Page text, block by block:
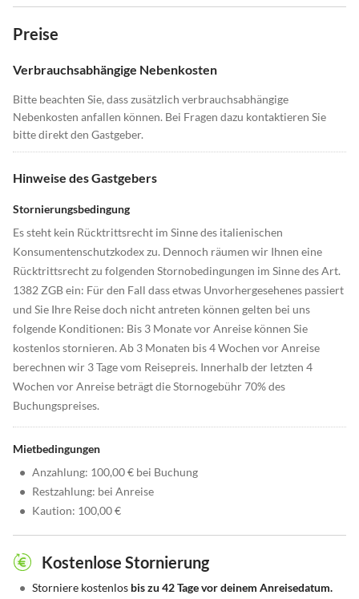
Preise
Verbrauchsabhängige Nebenkosten
Bitte beachten Sie, dass zusätzlich verbrauchsabhängige
Nebenkosten anfallen können. Bei Fragen dazu kontaktieren Sie
bitte direkt den Gastgeber.
Hinweise des Gastgebers
Stornierungsbedingung
Es steht kein Rücktrittsrecht im Sinne des italienischen
Konsumentenschutzkodex zu. Dennoch räumen wir Ihnen eine
Rücktrittsrecht zu folgenden Stornobedingungen im Sinne des Art.
1382 ZGB ein: Für den Fall dass etwas Unvorhergesehenes passiert
und Sie Ihre Reise doch nicht antreten können gelten bei uns
folgende Konditionen: Bis 3 Monate vor Anreise können Sie
kostenlos stornieren. Ab 3 Monaten bis 4 Wochen vor Anreise
berechnen wir 3 Tage vom Reisepreis. Innerhalb der letzten 4
Wochen vor Anreise beträgt die Stornogebühr 70% des
Buchungspreises.
Mietbedingungen
• Anzahlung: 100,00 € bei Buchung
• Restzahlung: bei Anreise
• Kaution: 100,00 €
Kostenlose Stornierung
• Storniere kostenlos bis zu 42 Tage vor deinem Anreisedatum.